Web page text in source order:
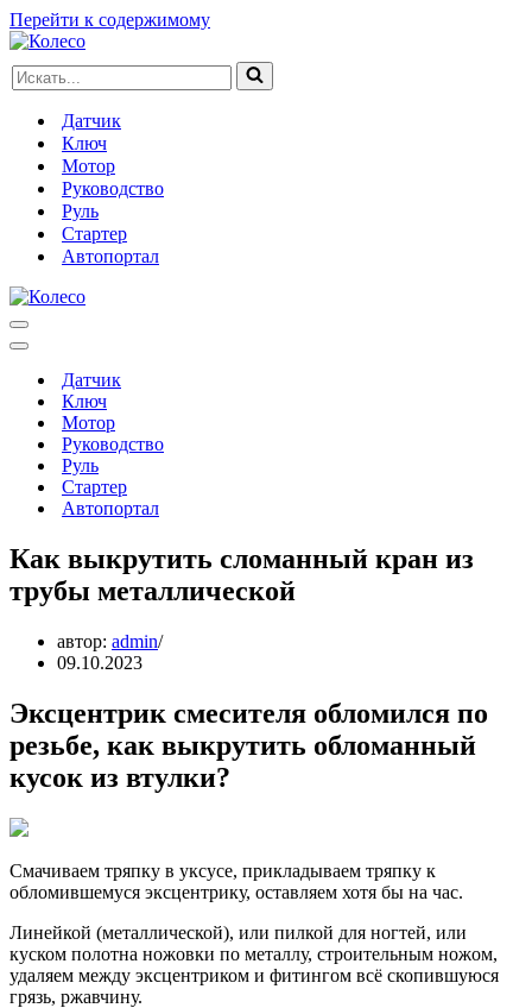
Перейти к содержимому
Искать...
Датчик
Ключ
Мотор
Руководство
Руль
Стартер
Автопортал
Меню
навигации
Меню
навигацииДатчик
Ключ
Мотор
Руководство
Руль
Стартер
Автопортал
Как выкрутить сломанный кран из
трубы металлической
автор: admin
09.10.2023
Эксцентрик смесителя обломился по
резьбе, как выкрутить обломанный
кусок из втулки?
Смачиваем тряпку в уксусе, прикладываем тряпку к
обломившемуся эксцентрику, оставляем хотя бы на час.
Линейкой (металлической), или пилкой для ногтей, или
куском полотна ножовки по металлу, строительным ножом,
удаляем между эксцентриком и фитингом всё скопившуюся
грязь, ржавчину.